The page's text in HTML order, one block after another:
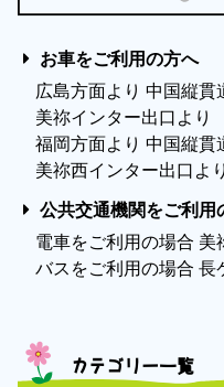
お車をご利用の方へ
広島方面より 中国縦貫
美祢インター出口よ
福岡方面より 中国縦貫
美祢西インター出口
公共交通機関をご利用
電車をご利用の場合 美
バスをご利用の場合 長
カテゴリー一覧